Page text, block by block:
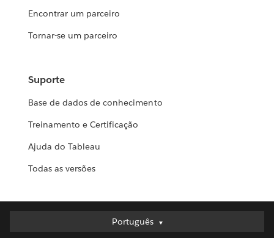
Encontrar um parceiro
Tornar-se um parceiro
Suporte
Base de dados de conhecimento
Treinamento e Certificação
Ajuda do Tableau
Todas as versões
Português
Português